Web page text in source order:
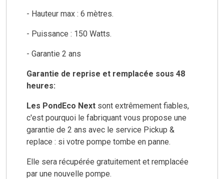
- Hauteur max : 6 mètres.
- Puissance : 150 Watts.
- Garantie 2 ans
Garantie de reprise et remplacée sous 48
heures:
Les PondEco Next sont extrêmement fiables,
c'est pourquoi le fabriquant vous propose une
garantie de 2 ans avec le service Pickup &
replace : si votre pompe tombe en panne.
Elle sera récupérée gratuitement et remplacée
par une nouvelle pompe.